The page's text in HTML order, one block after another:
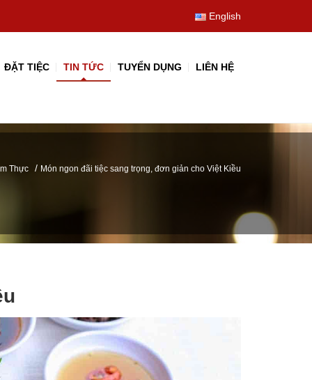
English
ĐẶT TIỆC TIN TỨC TUYỂN DỤNG LIÊN HỆ
Thực / Món ngon đãi tiệc sang trọng, đơn giản cho Việt Kiều